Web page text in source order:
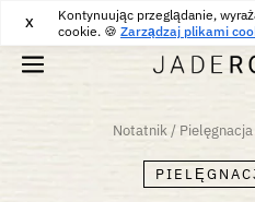
Kontynuując przeglądanie,
cookie. 🍪 Zarządzaj plikami
X BEZPŁATNE
Notatnik/